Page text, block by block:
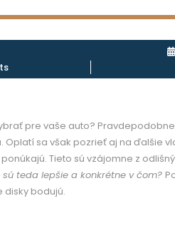
pre vaše auto?
sa však pozrieť aj na ďalšie
Tieto sú vzájomne z
sú teda lepšie a konkrétne v čom?
disky bodujú.